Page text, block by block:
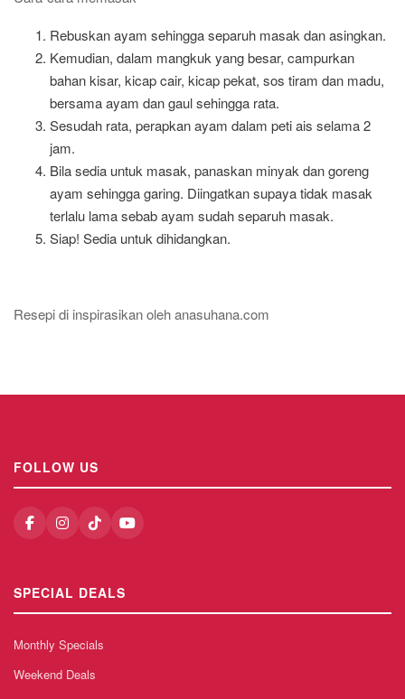
Rebuskan ayam sehingga separuh masak dan asingkan.
Kemudian, dalam mangkuk yang besar, campurkan
bahan kisar, kicap cair, kicap pekat, sos tiram dan madu,
bersama ayam dan gaul sehingga rata.
Sesudah rata, perapkan ayam dalam peti ais selama 2
jam.
Bila sedia untuk masak, panaskan minyak dan goreng
ayam sehingga garing. Diingatkan supaya tidak masak
terlalu lama sebab ayam sudah separuh masak.
Siap! Sedia untuk dihidangkan.
Resepi di inspirasikan oleh anasuhana.com
FOLLOW US
SPECIAL DEALS
Monthly Specials
Weekend Deals